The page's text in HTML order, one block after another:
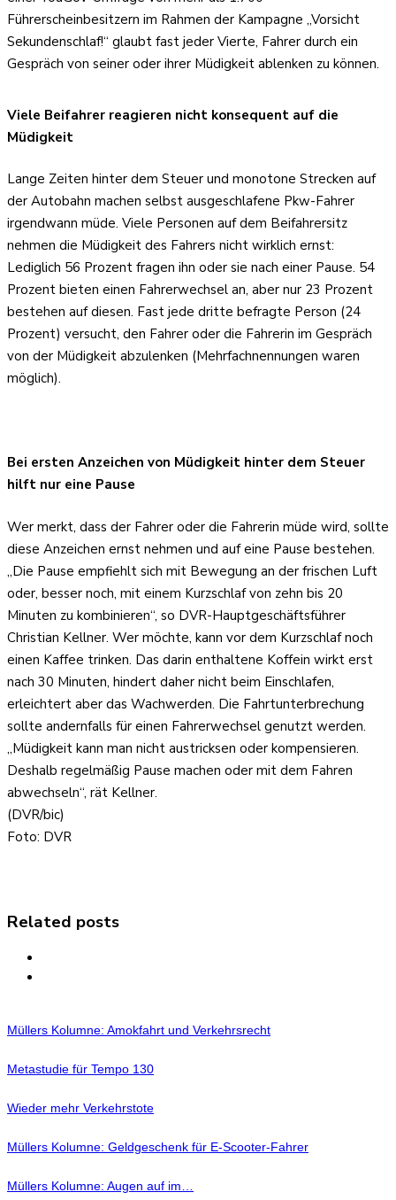
Führerscheinbesitzern im Rahmen der Kampagne „Vorsicht
Sekundenschlaf!“ glaubt fast jeder Vierte, Fahrer durch ein
Gespräch von seiner oder ihrer Müdigkeit ablenken zu können.
Viele Beifahrer reagieren nicht konsequent auf die
Müdigkeit
Lange Zeiten hinter dem Steuer und monotone Strecken auf
der Autobahn machen selbst ausgeschlafene Pkw-Fahrer
irgendwann müde. Viele Personen auf dem Beifahrersitz
nehmen die Müdigkeit des Fahrers nicht wirklich ernst:
Lediglich 56 Prozent fragen ihn oder sie nach einer Pause. 54
Prozent bieten einen Fahrerwechsel an, aber nur 23 Prozent
bestehen auf diesen. Fast jede dritte befragte Person (24
Prozent) versucht, den Fahrer oder die Fahrerin im Gespräch
von der Müdigkeit abzulenken (Mehrfachnennungen waren
möglich).
Bei ersten Anzeichen von Müdigkeit hinter dem Steuer
hilft nur eine Pause
Wer merkt, dass der Fahrer oder die Fahrerin müde wird, sollte
diese Anzeichen ernst nehmen und auf eine Pause bestehen.
„Die Pause empfiehlt sich mit Bewegung an der frischen Luft
oder, besser noch, mit einem Kurzschlaf von zehn bis 20
Minuten zu kombinieren“, so DVR-Hauptgeschäftsführer
Christian Kellner. Wer möchte, kann vor dem Kurzschlaf noch
einen Kaffee trinken. Das darin enthaltene Koffein wirkt erst
nach 30 Minuten, hindert daher nicht beim Einschlafen,
erleichtert aber das Wachwerden. Die Fahrtunterbrechung
sollte andernfalls für einen Fahrerwechsel genutzt werden.
„Müdigkeit kann man nicht austricksen oder kompensieren.
Deshalb regelmäßig Pause machen oder mit dem Fahren
abwechseln“, rät Kellner.
(DVR/bic)
Foto: DVR
Related posts
Müllers Kolumne: Amokfahrt und Verkehrsrecht
Metastudie für Tempo 130
Wieder mehr Verkehrstote
Müllers Kolumne: Geldgeschenk für E-Scooter-Fahrer
Müllers Kolumne: Augen auf im…